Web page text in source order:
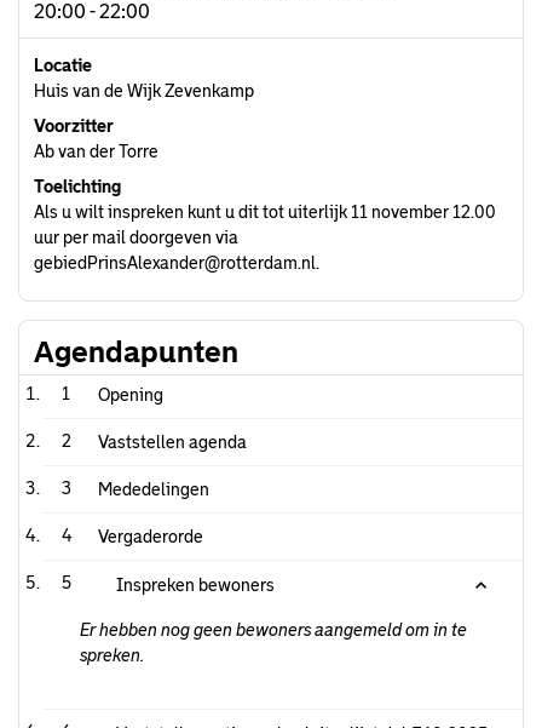
20:00 - 22:00
Locatie
Huis van de Wijk Zevenkamp
Voorzitter
Ab van der Torre
Toelichting
Als u wilt inspreken kunt u dit tot uiterlijk 11 november 12.00
uur per mail doorgeven via
gebiedPrinsAlexander@rotterdam.nl.
Agendapunten
1 Opening
2 Vaststellen agenda
3 Mededelingen
4 Vergaderorde
5 Inspreken bewoners
Er hebben nog geen bewoners aangemeld om in te
spreken.